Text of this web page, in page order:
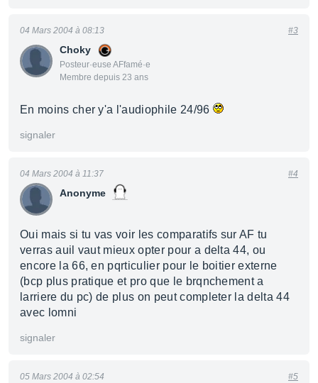
Choky
Posteur·euse AFfamé·e
Membre depuis 23 ans
04 Mars 2004 à 08:13 #3
En moins cher y'a l'audiophile 24/96
signaler
Anonyme
04 Mars 2004 à 11:37 #4
Oui mais si tu vas voir les comparatifs sur AF tu
verras auil vaut mieux opter pour a delta 44, ou
encore la 66, en pqrticulier pour le boitier externe
(bcp plus pratique et pro que le brqnchement a
larriere du pc) de plus on peut completer la delta 44
avec lomni
signaler
05 Mars 2004 à 02:54 #5